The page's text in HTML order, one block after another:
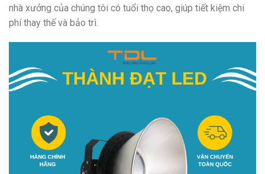
nhà xưởng của chúng tôi có tuổi thọ cao, giúp tiết kiệm chi
phí thay thế và bảo trì.